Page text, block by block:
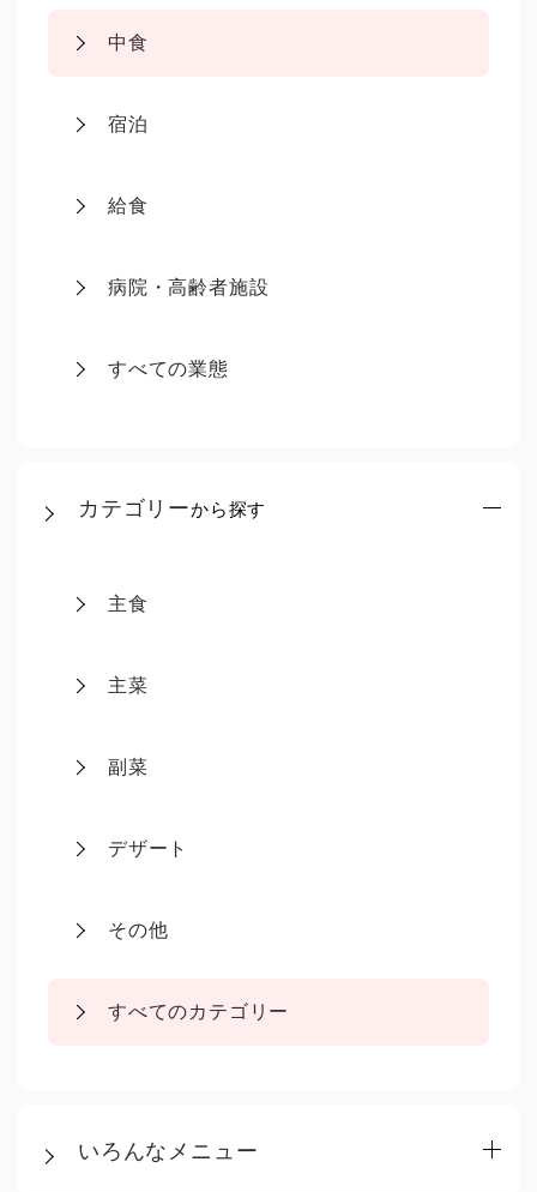
中食
宿泊
給食
病院・高齢者施設
すべての業態
カテゴリーから探す
主食
主菜
副菜
デザート
その他
すべてのカテゴリー
いろんなメニュー